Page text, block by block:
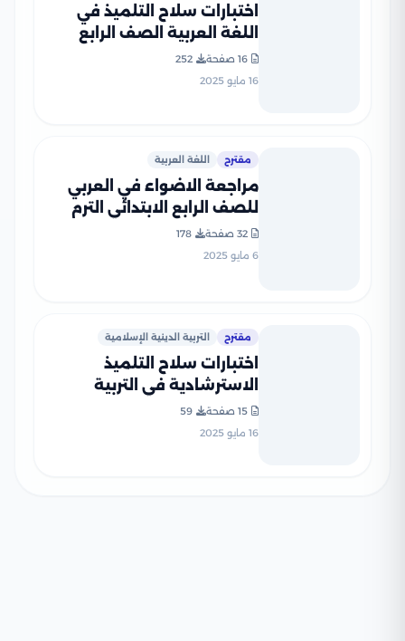
اختبارات سلاح التلميذ في
اللغة العربية الصف الرابع
بالاجابات
16 صفحة
252
16 مايو 2025
مقترح اللغة العربية
مراجعة الاضواء في العربي
للصف الرابع الابتدائي الترم
الثاني PDF بالاجابات
32 صفحة
178
6 مايو 2025
مقترح التربية الدينية الإسلامية
اختبارات سلاح التلميذ
الاسترشادية في التربية
الدينية لرابعة ابتدائي الترم
الثاني PDF بالاجابات
15 صفحة
59
16 مايو 2025